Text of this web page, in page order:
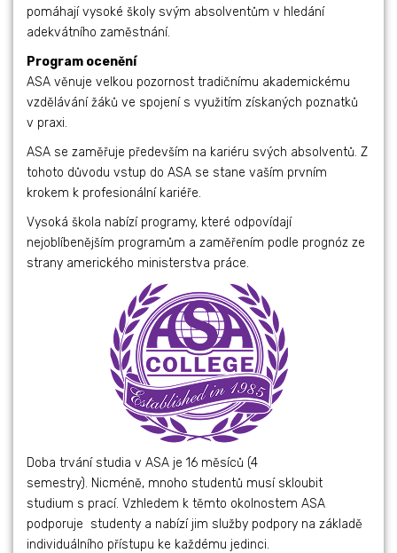
pomáhají vysoké školy svým absolventům v hledání
adekvátního zaměstnání.
Program ocenění
ASA věnuje velkou pozornost tradičnímu akademickému
vzdělávání žáků ve spojení s využitím získaných poznatků
v praxi.
ASA se zaměřuje především na kariéru svých absolventů. Z
tohoto důvodu vstup do ASA se stane vaším prvním
krokem k profesionální kariéře.
Vysoká škola nabízí programy, které odpovídají
nejoblíbenějším programům a zaměřením podle prognóz ze
strany amerického ministerstva práce.
Doba trvání studia v ASA je 16 měsíců (4
semestry). Nicméně, mnoho studentů musí skloubit
studium s prací. Vzhledem k těmto okolnostem ASA
podporuje studenty a nabízí jim služby podpory na základě
individuálního přístupu ke každému jedinci.